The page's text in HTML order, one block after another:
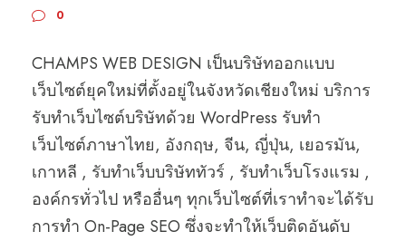
0
CHAMPS WEB DESIGN เป็นบริษัทออกแบบ
เว็บไซต์ยุคใหม่ที่ตั้งอยู่ในจังหวัดเชียงใหม่ บริการ
รับทำเว็บไซต์บริษัทด้วย WordPress รับทำ
เว็บไซต์ภาษาไทย, อังกฤษ, จีน, ญี่ปุ่น, เยอรมัน,
เกาหลี , รับทำเว็บบริษัททัวร์ , รับทำเว็บโรงแรม ,
องค์กรทั่วไป หรืออื่นๆ ทุกเว็บไซต์ที่เราทำจะได้รับ
การทำ On-Page SEO ซึ่งจะทำให้เว็บติดอันดับ